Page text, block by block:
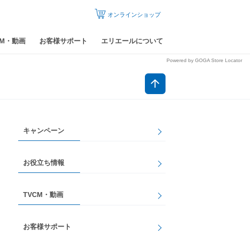
・動画 お客様サポート エリエールについて
オンラインショップ
Powered by GOGA Store Locator
キャンペーン
お役立ち情報
TVCM・動画
お客様サポート